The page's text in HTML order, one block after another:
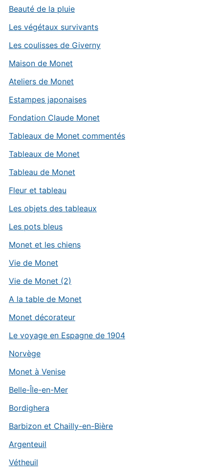
Beauté de la pluie
Les végétaux survivants
Les coulisses de Giverny
Maison de Monet
Ateliers de Monet
Estampes japonaises
Fondation Claude Monet
Tableaux de Monet commentés
Tableaux de Monet
Tableau de Monet
Fleur et tableau
Les objets des tableaux
Les pots bleus
Monet et les chiens
Vie de Monet
Vie de Monet (2)
A la table de Monet
Monet décorateur
Le voyage en Espagne de 1904
Norvège
Monet à Venise
Belle-Île-en-Mer
Bordighera
Barbizon et Chailly-en-Bière
Argenteuil
Vétheuil